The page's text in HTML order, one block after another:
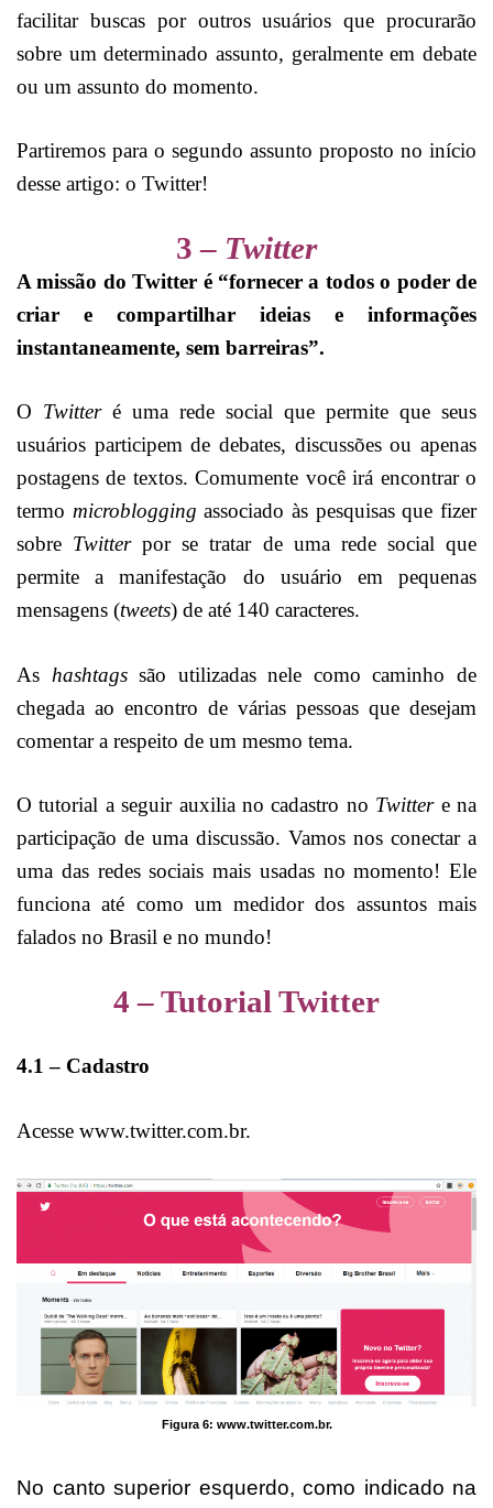
facilitar buscas por outros usuários que procurarão
sobre um determinado assunto, geralmente em debate
ou um assunto do momento.
Partiremos para o segundo assunto proposto no início
desse artigo: o Twitter!
3 – Twitter
A missão do Twitter é “fornecer a todos o poder de
criar e compartilhar ideias e informações
instantaneamente, sem barreiras”.
O Twitteré uma rede social que permite que seus
usuários participem de debates, discussões ou apenas
postagens de textos. Comumente você irá encontrar o
termo microblogging associado às pesquisas que fizer
sobre Twitterpor se tratar de uma rede social que
permite a manifestação do usuário em pequenas
mensagens (tweets) de até 140 caracteres.
As hashtagssão utilizadas nele como caminho de
chegada ao encontro de várias pessoas que desejam
comentar a respeito de um mesmo tema.
O tutorial a seguir auxilia no cadastro no Twittere na
participação de uma discussão. Vamos nos conectar a
uma das redes sociais mais usadas no momento! Ele
funciona até como um medidor dos assuntos mais
falados no Brasil e no mundo!
4 – Tutorial Twitter
4.1 – Cadastro
Acesse www.twitter.com.br.
Figura 6: www.twitter.com.br.
No canto superior esquerdo, como indicado na